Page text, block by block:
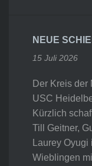
NEUE
15 Juli 2026
Der Kreis
USC
Kürzlich
Till Geitner,
Laurey
Wieblingen